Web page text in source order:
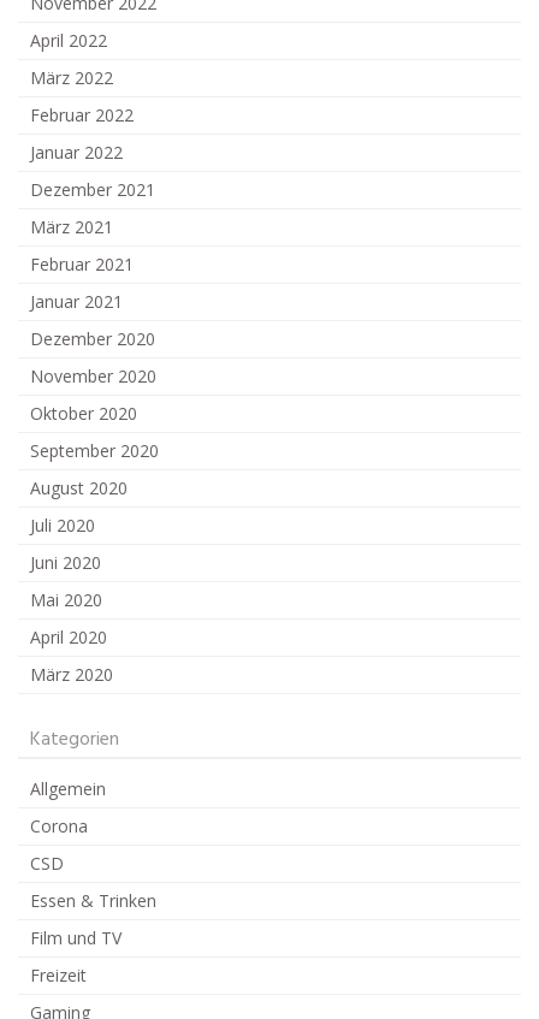
April 2022
März 2022
Februar 2022
Januar 2022
Dezember 2021
März 2021
Februar 2021
Januar 2021
Dezember 2020
November 2020
Oktober 2020
September 2020
August 2020
Juli 2020
Juni 2020
Mai 2020
April 2020
März 2020
Kategorien
Allgemein
Corona
CSD
Essen & Trinken
Film und TV
Freizeit
Gaming